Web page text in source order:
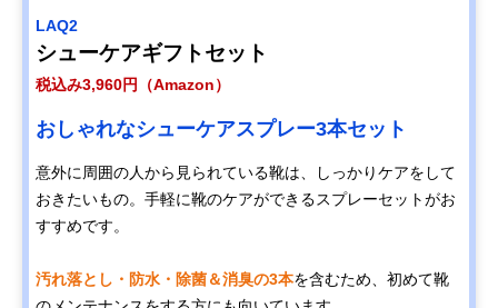
LAQ2
シューケアギフトセット
税込み3,960円（Amazon）
おしゃれなシューケアスプレー3本セット
意外に周囲の人から見られている靴は、しっかりケアをして
おきたいもの。手軽に靴のケアができるスプレーセットがお
すすめです。
汚れ落とし・防水・除菌＆消臭の3本を含むため、初めて靴